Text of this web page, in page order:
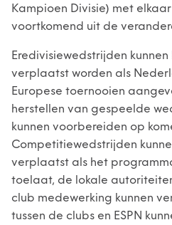
Kampioen Divisie) met
voortkomend uit de
Eredivisiewedstrijden
verplaatst worden als
Europese toernooien
herstellen van gespeelde
kunnen voorbereiden op
Competitiewedstrijden
verplaatst als het
toelaat, de lokale
club medewerking kunnen
tussen de clubs en ESPN